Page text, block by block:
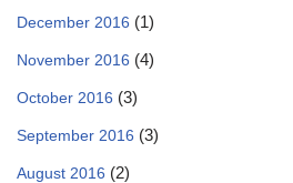
December 2016 (1)
November 2016 (4)
October 2016 (3)
September 2016 (3)
August 2016 (2)